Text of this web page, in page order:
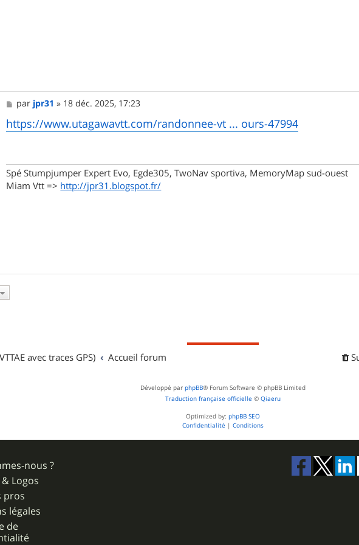
M
e
s
s
par jpr31 » 18 déc. 2025, 17:23
https://www.utagawavtt.com/randonnee-vt ... ours-47994
Spé Stumpjumper Expert Evo, Egde305, TwoNav sportiva, MemoryMap sud-ouest
Miam Vtt => http://jpr31.blogspot.fr/
avec traces GPS) Accueil forum
Développé par phpBB® Forum Software © phpBB Limited
Traduction française officielle © Qiaeru
Optimized by: phpBB SEO
Confidentialité | Conditions
nous ?
Logos
pros
légales
de